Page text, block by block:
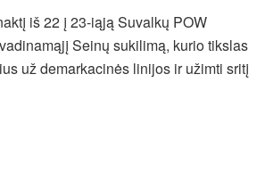
iš 22 į 23-iąją Suvalkų POW
Seinų sukilimą, kurio tikslas
už demarkacinės linijos ir užimti sritį